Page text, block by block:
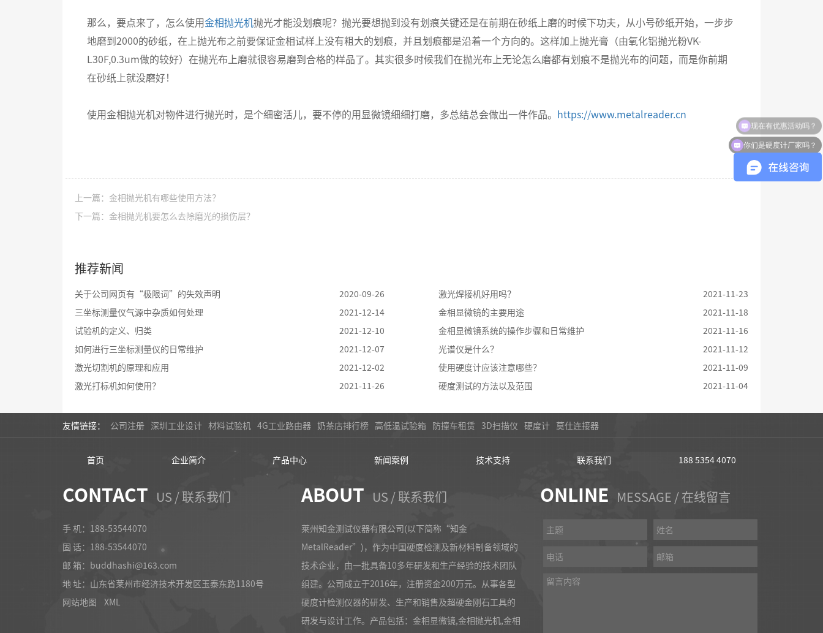
那么，要点来了，怎么使用金相抛光机抛光才能没划痕呢？抛光要想抛到没有划痕关键还是在前期在砂纸上磨的时候下功夫，从小号砂纸开始，一步步
地磨到2000的砂纸，在上抛光布之前要保证金相试样上没有粗大的划痕，并且划痕都是沿着一个方向的。这样加上抛光膏（由氧化铝抛光粉VK-
L30F,0.3um做的较好）在抛光布上磨就很容易磨到合格的样品了。其实很多时候我们在抛光布上无论怎么磨都有划痕不是抛光布的问题，而是你前期
在砂纸上就没磨好！
使用金相抛光机对物件进行抛光时，是个细密活儿，要不停的用显微镜细细打磨，多总结总会做出一件作品。 https://www.metalreader.cn
上一篇：金相抛光机有哪些使用方法？
下一篇：金相抛光机要怎么去除磨光的损伤层？
推荐新闻
关于公司网页有“极限词”的失效声明
2020-09-26
三坐标测量仪气源中杂质如何处理
2021-12-14
试验机的定义、归类
2021-12-10
如何进行三坐标测量仪的日常维护
2021-12-07
激光切割机的原理和应用
2021-12-02
激光打标机如何使用？
2021-11-26
激光焊接机好用吗？
2021-11-23
金相显微镜的主要用途
2021-11-18
金相显微镜系统的操作步骤和日常维护
2021-11-16
光谱仪是什么？
2021-11-12
使用硬度计应该注意哪些？
2021-11-09
硬度测试的方法以及范围
2021-11-04
友情链接： 公司注册 深圳工业设计 材料试验机 4G工业路由器 奶茶店排行榜 高低温试验箱 防撞车租赁 3D扫描仪 硬度计 莫仕连接器
首页 企业简介 产品中心 新闻案例 技术支持 联系我们 188 5354 4070
CONTACT US / 联系我们
手 机：188-53544070
固 话： 188-53544070
邮 箱：buddhashi@163.com
地 址：山东省莱州市经济技术开发区玉泰东路1180号
网站地图
XML
ABOUT US / 联系我们
莱州知金测试仪器有限公司(以下简称“知金
MetalReader”)，作为中国硬度检测及新材料制备领域的
技术企业，由一批具备10多年研发和生产经验的技术团队
组建。公司成立于2016年，注册资金200万元。从事各型
硬度计检测仪器的研发、生产和销售及超硬金刚石工具的
研发与设计工作。产品包括：金相显微镜,金相抛光机,金相
ONLINE MESSAGE / 在线留言
你们是硬度计厂家吗？
现在有优惠活动吗？